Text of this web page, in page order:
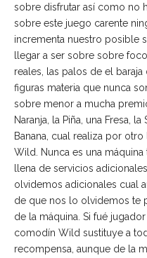
sobre disfrutar así­ como no
sobre este juego carente
incrementa nuestro posible
llegar a ser sobre sobre
reales, las palos de el
figuras materia que nunca
sobre menor a mucha
Naranja, la Piña, una Fresa,
Banana, cual realiza por
Wild. Nunca es una
llena de servicios
olvidemos adicionales cual
de que nos lo olvidemos te
de la máquina. Si fué
comodín Wild sustituye a
recompensa, aunque de la